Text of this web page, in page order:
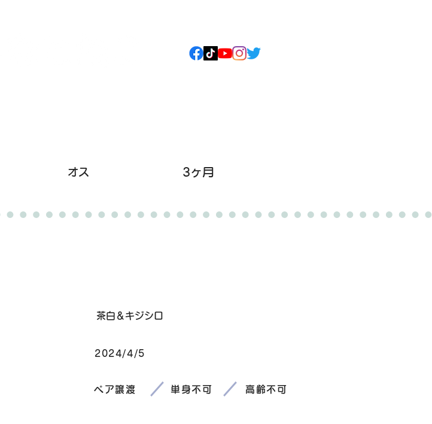
オス 3ヶ月
茶白＆キジシロ
2024/4/5
ペア譲渡 単身不可 高齢不可